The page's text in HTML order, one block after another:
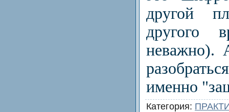
другой
другого
неважно).
именно
Категория: